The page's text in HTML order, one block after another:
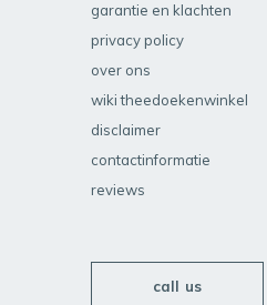
garantie en klachten
privacy policy
over ons
wiki theedoekenwinkel
disclaimer
contactinformatie
reviews
call us